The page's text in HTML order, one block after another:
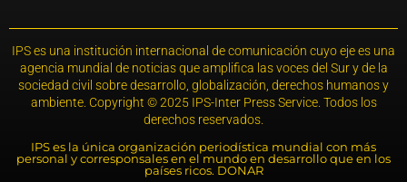
IPS es una institución internacional de comunicación cuyo eje es una
agencia mundial de noticias que amplifica las voces del Sur y de la
sociedad civil sobre desarrollo, globalización, derechos humanos y
ambiente. Copyright © 2025 IPS-Inter Press Service. Todos los
derechos reservados.
IPS es la única organización periodística mundial con más
personal y corresponsales en el mundo en desarrollo que en los
países ricos. DONAR